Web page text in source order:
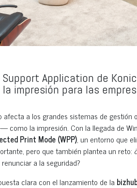
Application de
impresión para las
a los grandes sistemas de
la impresión. Con la llegada de
Print Mode (WPP), un entorno que
pero que también plantea un
a la seguridad?
clara con el lanzamiento de la